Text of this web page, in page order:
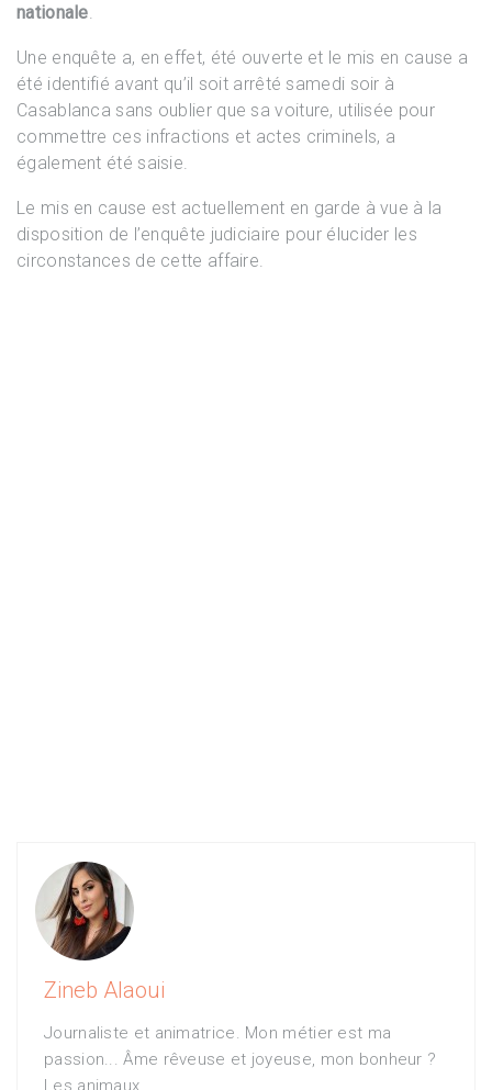
nationale.
Une enquête a, en effet, été ouverte et le mis en cause a
été identifié avant qu’il soit arrêté samedi soir à
Casablanca sans oublier que sa voiture, utilisée pour
commettre ces infractions et actes criminels, a
également été saisie.
Le mis en cause est actuellement en garde à vue à la
disposition de l’enquête judiciaire pour élucider les
circonstances de cette affaire.
Zineb Alaoui
Journaliste et animatrice. Mon métier est ma
passion... Âme rêveuse et joyeuse, mon bonheur ?
Les animaux.